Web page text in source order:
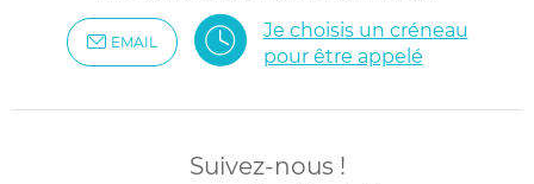
EMAIL
Je choisis un créneau
pour être appelé
Suivez-nous !